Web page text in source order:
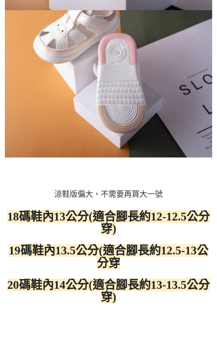
涼鞋版偏大，不需要再買大一號
18碼鞋內13公分(適合腳長約12-12.5公分
穿)
19碼鞋內13.5公分(適合腳長約12.5-13公
分穿
20碼鞋內14公分(適合腳長約13-13.5公分
穿)